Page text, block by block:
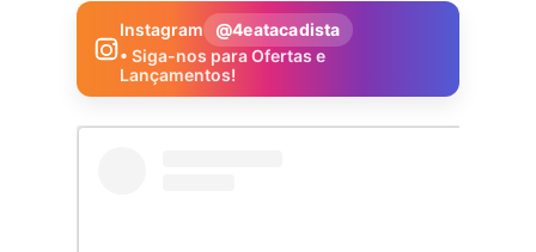
Instagram
@4eatacadista
• Siga-nos para Ofertas e
Lançamentos!